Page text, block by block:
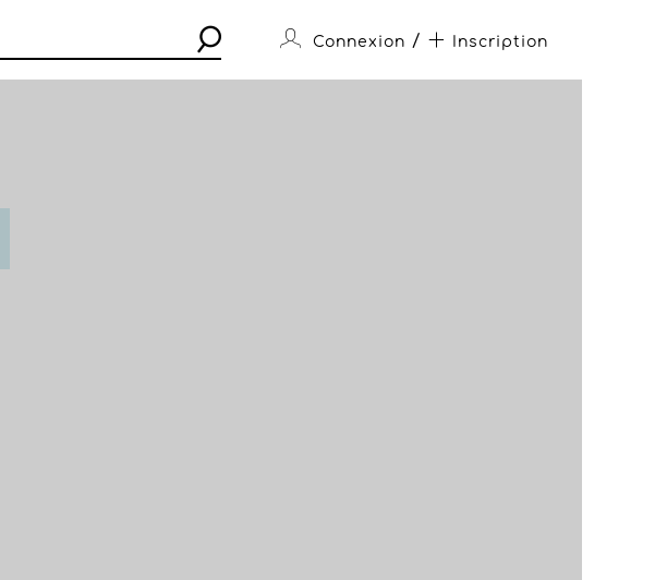
Connexion / Inscription